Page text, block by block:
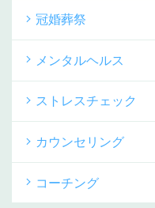
冠婚葬祭
メンタルヘルス
ストレスチェック
カウンセリング
コーチング